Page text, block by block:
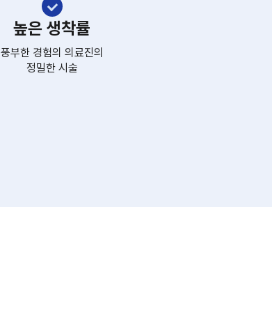
높은 생착률
풍부한 경험의 의료진의
정밀한 시술